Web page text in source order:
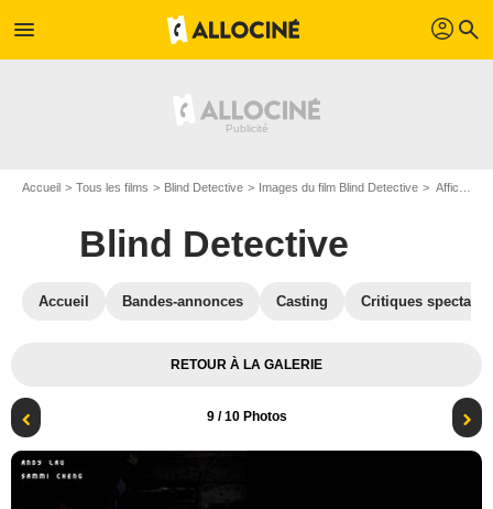
menu profil search
Accueil Tous les films Blind Detective Images du film Blind Detective Affiche du film Blind Detective - Photo 9
Blind Detective
Accueil Bandes-annonces Casting Critiques
RETOUR À LA GALERIE
9/ 10 Photos